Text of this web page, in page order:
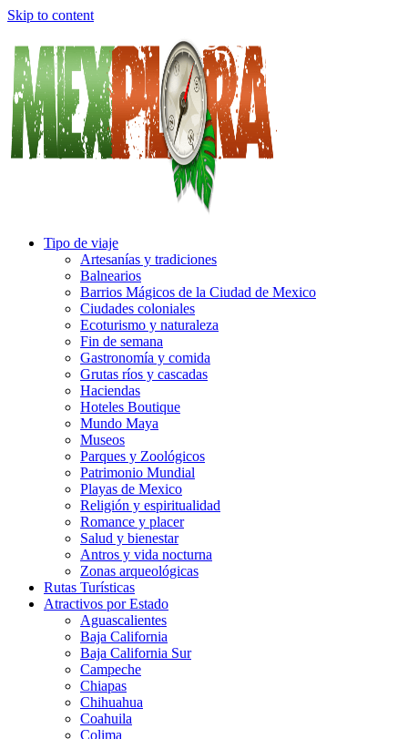
Skip to content
Tipo de viaje
Artesanías y tradiciones
Balnearios
Barrios Mágicos de la Ciudad de Mexico
Ciudades coloniales
Ecoturismo y naturaleza
Fin de semana
Gastronomía y comida
Grutas ríos y cascadas
Haciendas
Hoteles Boutique
Mundo Maya
Museos
Parques y Zoológicos
Patrimonio Mundial
Playas de Mexico
Religión y espiritualidad
Romance y placer
Salud y bienestar
Antros y vida nocturna
Zonas arqueológicas
Rutas Turísticas
Atractivos por Estado
Aguascalientes
Baja California
Baja California Sur
Campeche
Chiapas
Chihuahua
Coahuila
Colima